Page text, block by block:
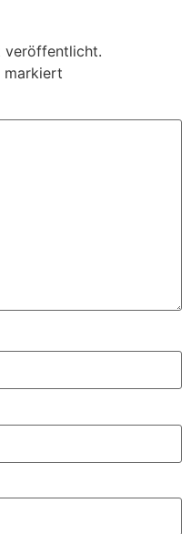
veröffentlicht.
markiert